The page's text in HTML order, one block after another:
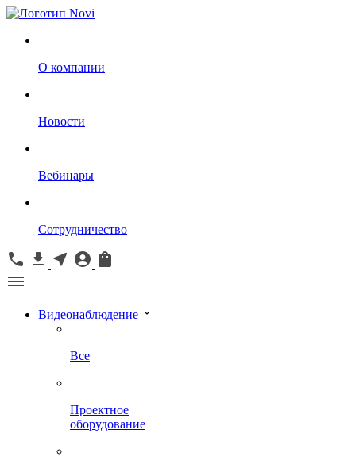
О компании
Новости
Вебинары
Сотрудничество
Видеонаблюдение
Все
Проектное
оборудование